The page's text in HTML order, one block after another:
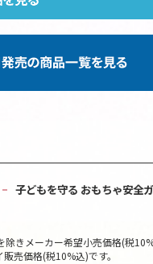
子どもを守る おもちゃ安全
きメーカー希望小売価格(税10%
売価格(税10%込)です。